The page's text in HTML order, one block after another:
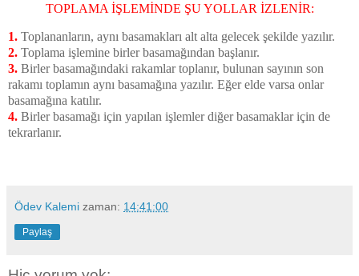
TOPLAMA İŞLEMİNDE ŞU YOLLAR İZLENİR:
1. Toplananların, aynı basamakları alt alta gelecek şekilde yazılır.
2. Toplama işlemine birler basamağından başlanır.
3. Birler basamağındaki rakamlar toplanır, bulunan sayının son
rakamı toplamın aynı basamağına yazılır. Eğer elde varsa onlar
basamağına katılır.
4. Birler basamağı için yapılan işlemler diğer basamaklar için de
tekrarlanır.
Ödev Kalemi zaman: 14:41:00
Paylaş